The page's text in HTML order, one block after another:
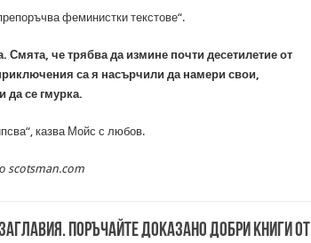
феминистки текстове“.
Смята, че трябва да измине почти десетилетие от
са я насърчили да намери свои,
да се гмурка.
казва Мойс с любов.
scotsman.com
Поръчайте доказано добри книги от